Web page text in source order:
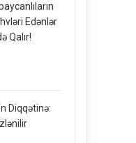
Edənlər
Qalır!
Diqqətinə: